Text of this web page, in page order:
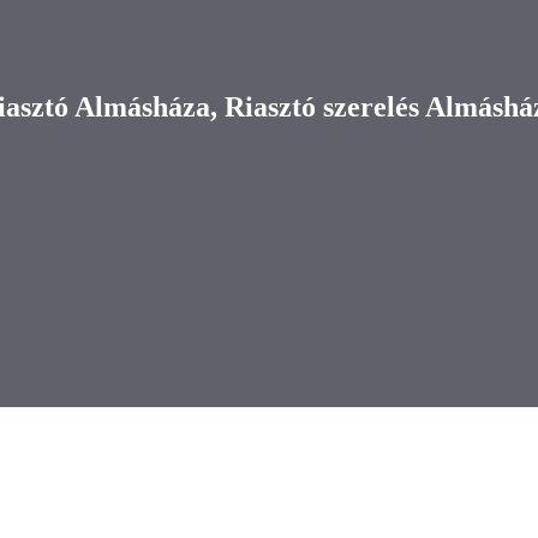
Almásháza, Riasztó szerelés